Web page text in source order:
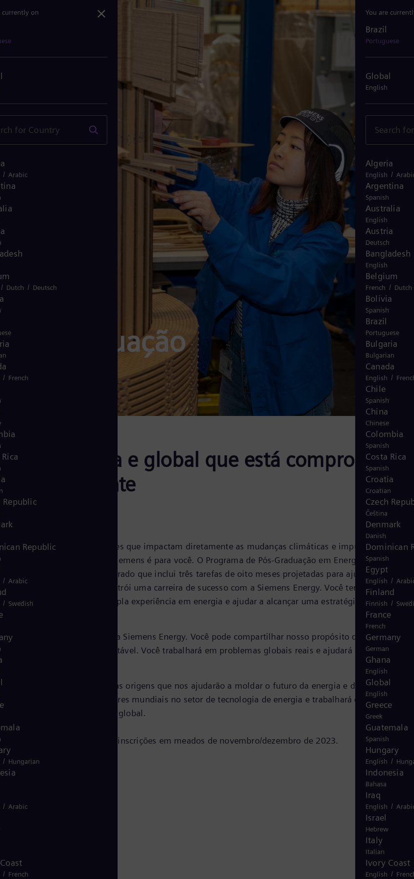
You are
Brazil
Portuguese
Global
English
Algeria
English /
Argentina
Spanish
Australia
English
Austria
Deutsch
Bangladesh
English
Belgium
French / Dutch
Bolivia
Spanish
Brazil
Portuguese
Bulgaria
Bulgarian
Canada
English /
Chile
Spanish
China
Chinese
Colombia
Spanish
Costa Rica
Spanish
Croatia
Croatian
Czech
Čeština
Denmark
Danish
Dominican
Spanish
Egypt
English /
Finland
Finnish /
France
French
Germany
German
Ghana
English
Global
English
Greece
Greek
Guatemala
Spanish
Hungary
English /
Indonesia
Bahasa
Iraq
English /
Israel
Hebrew
Italy
Italian
Ivory Coast
English /
Graduação
inovadora e global que está
– literalmente
trabalhando em soluções que impactam diretamente as mudanças climáticas e impulsionam a
Graduação em Energia da Siemens é para você. O Programa de Pós-Graduação em Energia da Siemens
em mestrado e doutorado que inclui três tarefas de oito meses projetadas para ajudá-lo a
habilidades enquanto constrói uma carreira de sucesso com a Siemens Energy. Você terá o suporte
obter acesso a uma ampla experiência em energia e ajudar a alcançar uma estratégia ambiciosa
você se torna parte da Siemens Energy. Você pode compartilhar nosso propósito de energizar a
um mundo mais sustentável. Você trabalhará em problemas globais reais e ajudará a criar
e ambiciosos de todas as origens que nos ajudarão a moldar o futuro da energia e da nossa
uma das organizações líderes mundiais no setor de tecnologia de energia e trabalhará com uma
por causar um impacto global.
Começaremos a aceitar inscrições em meados de novembro/dezembro de 2023.
currently on
/ Arabic
/ Dutch / Deutsch
/ French
Republic
Republic
/ Arabic
/ Swedish
/ Hungarian
/ Arabic
/ French